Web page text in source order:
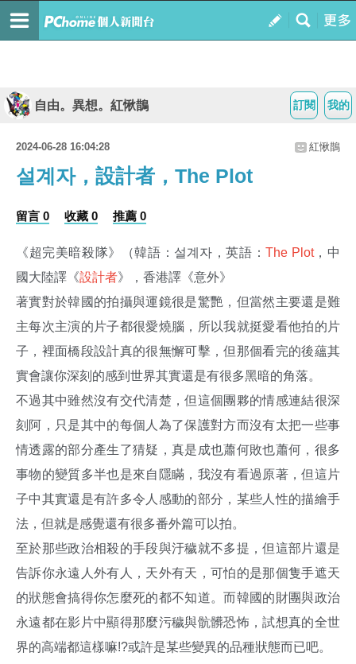
我的
訂閱
自由。異想。紅愀鵲
2024-06-28 16:04:28 紅愀鵲
설계자，設計者，The Plot
留言 0 收藏 0 推薦 0
《超完美暗殺隊》（韓語：설계자，英語：The Plot，中
國大陸譯《設計者》，香港譯《意外》
著實對於韓國的拍攝與運鏡很是驚艷，但當然主要還是難
主每次主演的片子都很愛燒腦，所以我就挺愛看他拍的片
子，裡面橋段設計真的很無懈可擊，但那個看完的後蘊其
實會讓你深刻的感到世界其實還是有很多黑暗的角落。
不過其中雖然沒有交代清楚，但這個團夥的情感連結很深
刻阿，只是其中的每個人為了保護對方而沒有太把一些事
情透露的部分產生了猜疑，真是成也蕭何敗也蕭何，很多
事物的變質多半也是來自隱瞞，我沒有看過原著，但這片
子中其實還是有許多令人感動的部分，某些人性的描繪手
法，但就是感覺還有很多番外篇可以拍。
至於那些政治相殺的手段與汙穢就不多提，但這部片還是
告訴你永遠人外有人，天外有天，可怕的是那個隻手遮天
的狀態會搞得你怎麼死的都不知道。而韓國的財團與政治
永遠都在影片中顯得那麼污穢與骯髒恐怖，試想真的全世
界的高端都這樣嘛!?或許是某些變異的品種狀態而已吧。